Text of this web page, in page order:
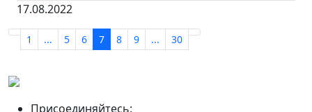
17.08.2022
1 ... 5 6 7 8 9 ... 30
Присоединяйтесь: